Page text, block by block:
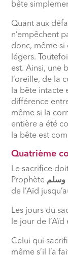
bête
Quant aux
n’empêchent
donc, même si
légers.
est. Ainsi, une
l’oreille, de la
la bête intacte
différence
même si la
entière a été
la bête est
Quatrième
Le sacrifice
Prophète وسلم
de l’Aïd
Les jours du
le jour de l’Aïd
Celui qui
même s’il l’a